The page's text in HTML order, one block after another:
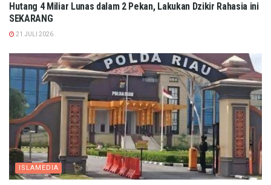
Hutang 4 Miliar Lunas dalam 2 Pekan, Lakukan Dzikir Rahasia ini
SEKARANG
21 JULI 2026
ISLAMEDIA